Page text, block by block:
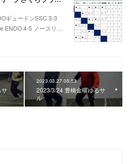
ギュードンSSC 3-3
ENDO 4-5 ノースリ…
サ
2023.03.27 05:53
2023/3/24 豊橋金曜ゆるサ
ル